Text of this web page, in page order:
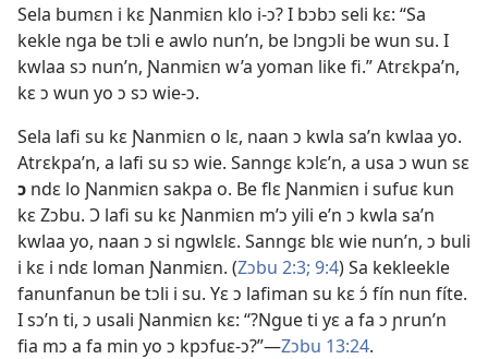
Sela bumɛn i kɛ Ɲanmiɛn klo i-ɔ? I bɔbɔ seli kɛ: “Sa
kekle nga be tɔli e awlo nun’n, be lɔngɔli be wun su. I
kwlaa sɔ nun’n, Ɲanmiɛn w’a yoman like fi.” Atrɛkpa’n,
kɛ ɔ wun yo ɔ sɔ wie-ɔ.
Sela lafi su kɛ Ɲanmiɛn o lɛ, naan ɔ kwla sa’n kwlaa yo.
Atrɛkpa’n, a lafi su sɔ wie. Sanngɛ kɔlɛ’n, a usa ɔ wun sɛ
ɔ ndɛ lo Ɲanmiɛn sakpa o. Be flɛ Ɲanmiɛn i sufuɛ kun
kɛ Zɔbu. Ɔ lafi su kɛ Ɲanmiɛn m’ɔ yili e’n ɔ kwla sa’n
kwlaa yo, naan ɔ si ngwlɛlɛ. Sanngɛ blɛ wie nun’n, ɔ buli
i kɛ i ndɛ loman Ɲanmiɛn. (Zɔbu 2:3; 9:4) Sa kekleekle
fanunfanun be tɔli i su. Yɛ ɔ lafiman su kɛ ɔ́ fín nun fíte.
I sɔ’n ti, ɔ usali Ɲanmiɛn kɛ: “?Ngue ti yɛ a fa ɔ ɲrun’n
fia mɔ a fa min yo ɔ kpɔfuɛ-ɔ?”—Zɔbu 13:24.